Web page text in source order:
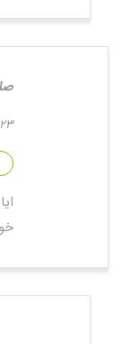
23 مهر 1402 در 9:38 بعد از ظهر